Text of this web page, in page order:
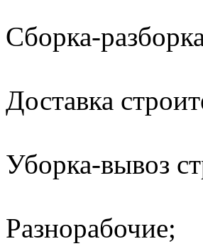
Сборка-
Доставка
Уборка-вывоз
Разнорабочие;